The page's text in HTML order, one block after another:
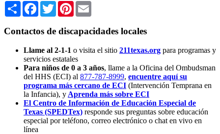
Share Facebook
TwitterPinterest
Contactos de discapacidades locales
Llame al 2-1-1 o visita el sitio 211texas.org para programas y
servicios estatales
Para niños de 0 a 3 años, llame a la Oficina del Ombudsman
del HHS (ECI) al 877-787-8999, encuentre aquí su
programa más cercano de ECI (Intervención Temprana en
la Infancia), y Aprenda más sobre ECI
El Centro de Información de Educación Especial de
Texas (SPEDTex) responde sus preguntas sobre educación
especial por teléfono, correo electrónico o chat en vivo en
línea